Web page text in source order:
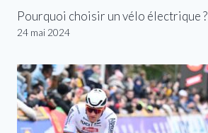
Pourquoi choisir un vélo électrique ?
24 mai 2024